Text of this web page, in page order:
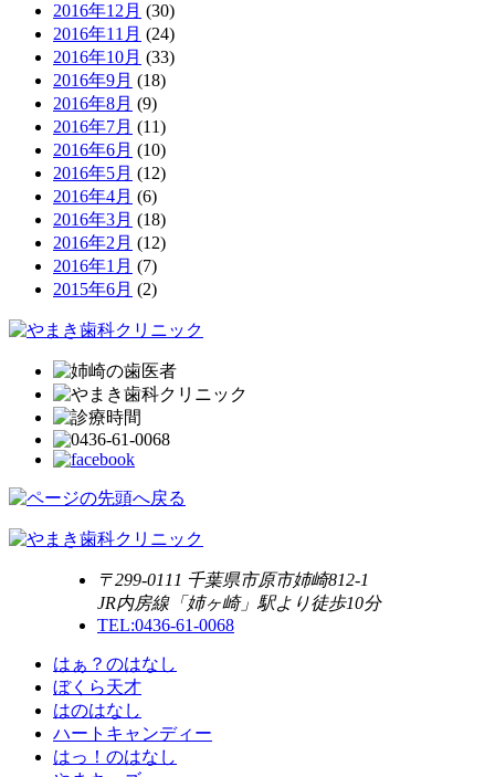
2016年12月 (30)
2016年11月 (24)
2016年10月 (33)
2016年9月 (18)
2016年8月 (9)
2016年7月 (11)
2016年6月 (10)
2016年5月 (12)
2016年4月 (6)
2016年3月 (18)
2016年2月 (12)
2016年1月 (7)
2015年6月 (2)
〒299-0111 千葉県市原市姉崎812-1
JR内房線「姉ヶ崎」駅より徒歩10分
TEL:0436-61-0068
はぁ？のはなし
ぼくら天才
はのはなし
ハートキャンディー
はっ！のはなし